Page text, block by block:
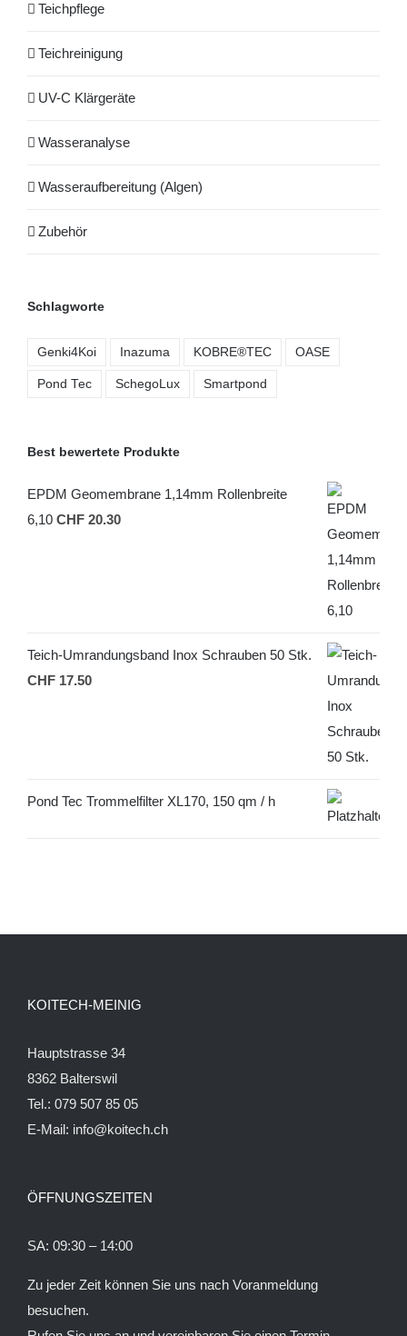
Teichpflege
Teichreinigung
UV-C Klärgeräte
Wasseranalyse
Wasseraufbereitung (Algen)
Zubehör
Schlagworte
Genki4Koi Inazuma KOBRE®TEC OASE
Pond Tec SchegoLux Smartpond
Best bewertete Produkte
EPDM Geomembrane 1,14mm Rollenbreite
6,10 CHF 20.30
Teich-Umrandungsband Inox Schrauben 50 Stk.
CHF 17.50
Pond Tec Trommelfilter XL170, 150 qm / h
KOITECH-MEINIG
Hauptstrasse 34
8362 Balterswil
Tel.: 079 507 85 05
E-Mail: info@koitech.ch
ÖFFNUNGSZEITEN
SA: 09:30 – 14:00
Zu jeder Zeit können Sie uns nach Voranmeldung
besuchen.